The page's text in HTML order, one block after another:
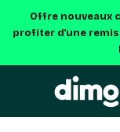
Offre nouveaux
profiter d'une